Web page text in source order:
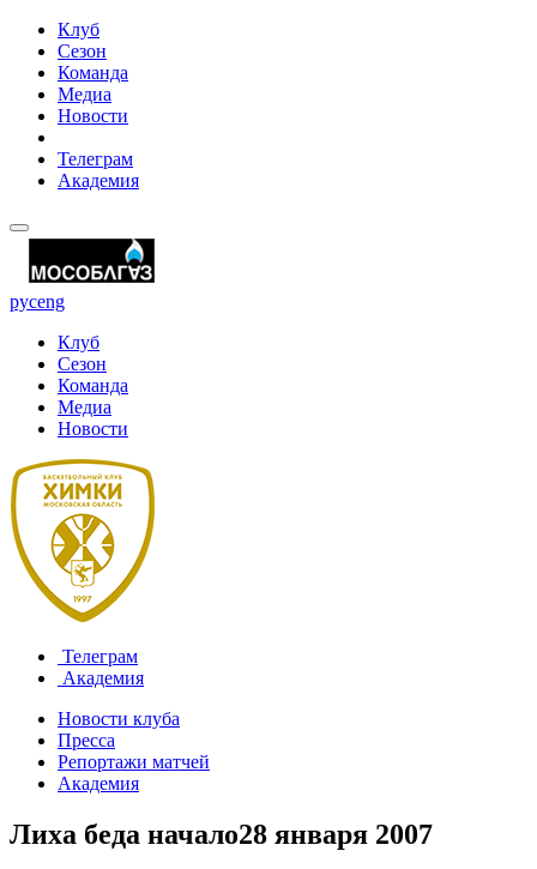
Клуб
Сезон
Команда
Медиа
Новости
Телеграм
Академия
русeng
Клуб
Сезон
Команда
Медиа
Новости
Телеграм
Академия
Новости клуба
Пресса
Репортажи матчей
Академия
Лиха беда начало28 января 2007